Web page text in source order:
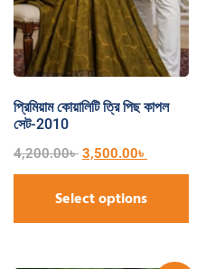
প্রিমিয়াম কোয়ালিটি ত্রি পিছ কাপল
সেট-2010
4,200.00৳ 3,500.00৳
Select options